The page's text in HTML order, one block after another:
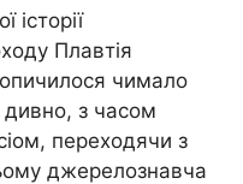
історії
Плавтія
чимало
дивно, з часом
переходячи з
джерелознавча